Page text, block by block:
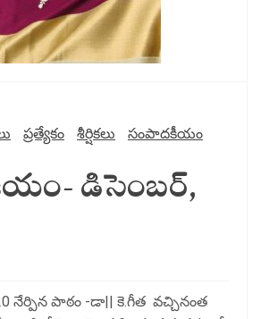
ప్రత్యేకం శీర్షికలు సంపాదకీయం
డిసెంబర్,
నేర్పిన పాఠం -డా|| కె.గీత వచ్చినంత